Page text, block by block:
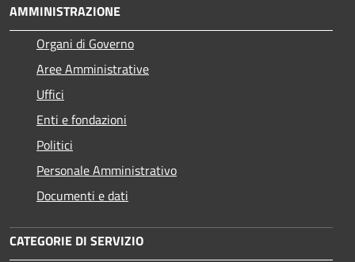
AMMINISTRAZIONE
Organi di Governo
Aree Amministrative
Uffici
Enti e fondazioni
Politici
Personale Amministrativo
Documenti e dati
CATEGORIE DI SERVIZIO